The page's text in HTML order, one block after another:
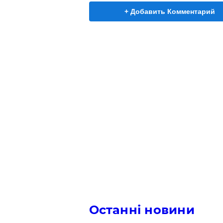
+ Добавить Комментарий
Останні новини